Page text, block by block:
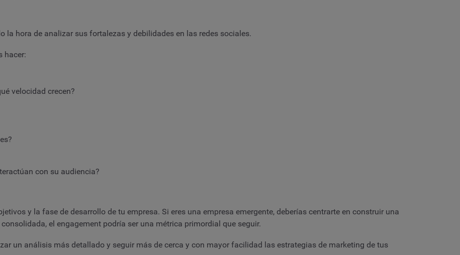
la hora de analizar sus fortalezas y debilidades en las redes sociales.
hacer:
velocidad crecen?
con su audiencia?
y la fase de desarrollo de tu empresa. Si eres una empresa emergente, deberías centrarte en construir una
el engagement podría ser una métrica primordial que seguir.
un análisis más detallado y seguir más de cerca y con mayor facilidad las estrategias de marketing de tus